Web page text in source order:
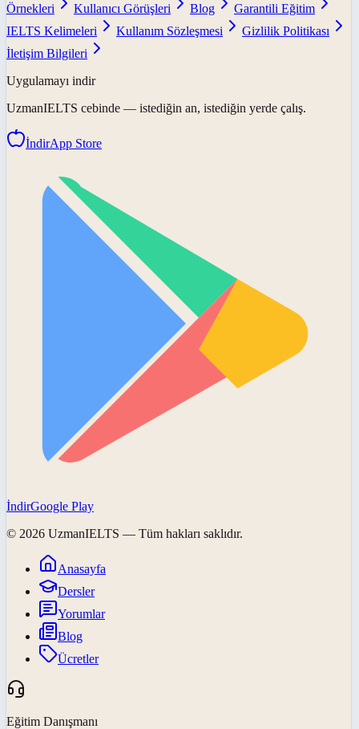
Örnekleri
Kullanıcı Görüşleri Blog
Garantili Eğitim
IELTS Kelimeleri
Kullanım Sözleşmesi
Gizlilik Politikası
İletişim Bilgileri
Uygulamayı indir
UzmanIELTS cebinde — istediğin an, istediğin yerde çalış.
İndirApp Store
İndirGoogle Play
© 2026 UzmanIELTS — Tüm hakları saklıdır.
Anasayfa
Dersler
Yorumlar
Blog
Ücretler
Eğitim Danışmanı